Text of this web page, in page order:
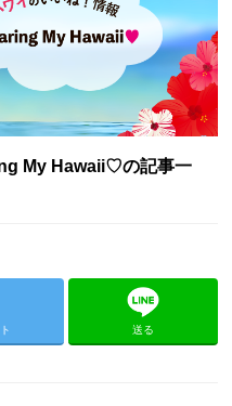
My Hawaii♡の記事一
送る